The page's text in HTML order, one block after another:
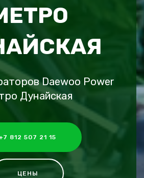
Daewoo Power
Дунайская
812 507 21 15
ЦЕНЫ